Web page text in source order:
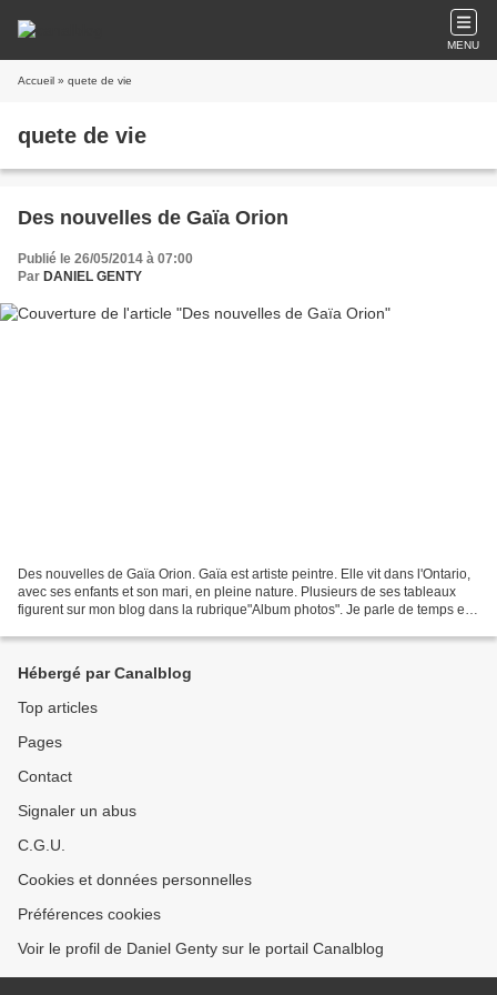
MENU
Accueil » quete de vie
quete de vie
Des nouvelles de Gaïa Orion
Publié le 26/05/2014 à 07:00
Par DANIEL GENTY
Des nouvelles de Gaïa Orion. Gaïa est artiste peintre. Elle vit dans l'Ontario,
avec ses enfants et son mari, en pleine nature. Plusieurs de ses tableaux
figurent sur mon blog dans la rubrique"Album photos". Je parle de temps en
Hébergé par Canalblog
Top articles
Pages
Contact
Signaler un abus
C.G.U.
Cookies et données personnelles
Préférences cookies
Voir le profil de Daniel Genty sur le portail Canalblog